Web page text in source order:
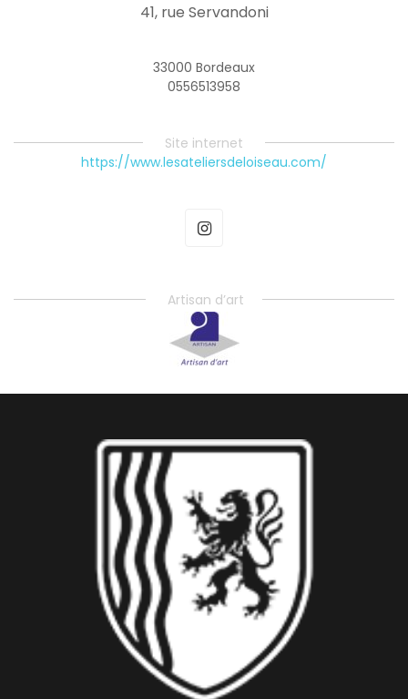
41, rue Servandoni
33000 Bordeaux
0556513958
Site internet
https://www.lesateliersdeloiseau.com/
Artisan d’art